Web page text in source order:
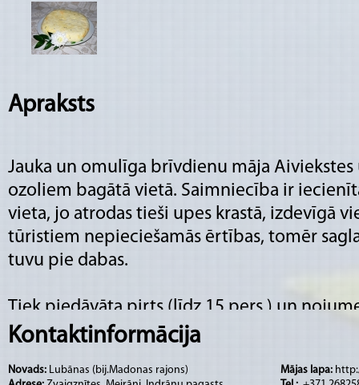
Apraksts
Jauka un omulīga brīvdienu māja Aiviekstes
ozoliem bagātā vietā. Saimniecība ir
vieta, jo atrodas tieši upes krastā, izdevīgā
tūristiem nepieciešamās ērtības, tomēr
tuvu pie dabas.
Tiek piedāvāta pirts (līdz 15 pers.) un
vasarā (līdz 40 pers.), nakšņošanas iespējas
laivas noma. Brīvdienu māja ir aprīkota ar
telpa ar kamīnu nelielām viesībām.
Kontaktinformācija
Novads: Lubānas (bij.Madonas rajons)
Mājas lapa: